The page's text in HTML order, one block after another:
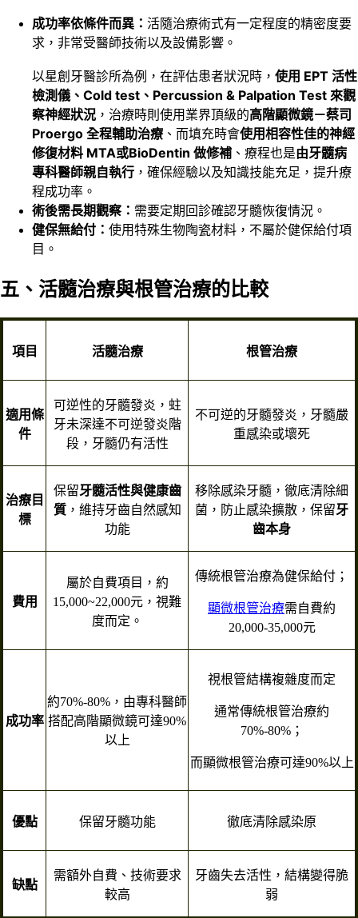
成功率依條件而異： 活隨治療術式有一定程度的精密度要
求，非常受醫師技術以及設備影響。
以星創牙醫診所為例，在評估患者狀況時， 使用 EPT 活性
檢測儀、Cold test、Percussion & Palpation Test 來觀
察神經狀況 ，治療時則使用業界頂級的高階顯微鏡－蔡司
Proergo 全程輔助治療 、而填充時會使用相容性佳的神經
修復材料 MTA或BioDentin 做修補 、療程也是由牙髓病
專科醫師親自執行 ，確保經驗以及知識技能充足，提升療
程成功率。
術後需長期觀察： 需要定期回診確認牙髓恢復情況。
健保無給付： 使用特殊生物陶瓷材料，不屬於健保給付項
目。
五、活髓治療與根管治療的比較
項目 活髓治療 根管治療
適用條
件
可逆性的牙髓發炎，蛀
牙未深達不可逆發炎階
段，牙髓仍有活性
不可逆的牙髓發炎，牙髓嚴
重感染或壞死
治療目
標
保留牙髓活性與健康齒
質，維持牙齒自然感知
功能
移除感染牙髓，徹底清除細
菌，防止感染擴散，保留牙
齒本身
費用
屬於自費項目，約
15,000~22,000元，視難
度而定。
傳統根管治療為健保給付；
顯微根管治療需自費約
20,000-35,000元
成功率
約70%-80%，由專科醫師
搭配高階顯微鏡可達90%
以上
視根管結構複雜度而定
通常傳統根管治療約
70%-80%；
而顯微根管治療可達90%以上
優點 保留牙髓功能 徹底清除感染原
缺點
需額外自費、技術要求
較高
牙齒失去活性，結構變得脆
弱